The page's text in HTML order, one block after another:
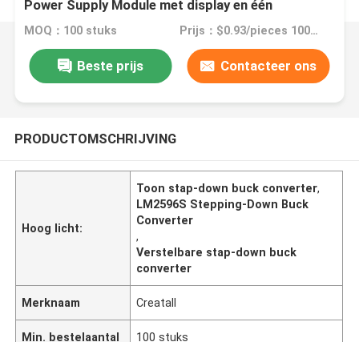
Power Supply Module met display en één
MOQ：100 stuks Prijs：$0.93/pieces 100-499 pieces
Beste prijs Contacteer ons
PRODUCTOMSCHRIJVING
Hoog licht:
Toon stap-down buck converter,
LM2596S Stepping-Down Buck
Converter
,
Verstelbare stap-down buck
converter
Merknaam Creatall
Min. bestelaantal 100 stuks